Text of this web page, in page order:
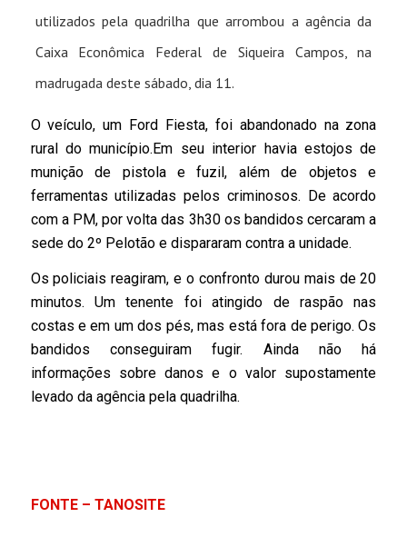
utilizados pela quadrilha que arrombou a agência da
Caixa Econômica Federal de Siqueira Campos, na
madrugada deste sábado, dia 11.
O veículo, um Ford Fiesta, foi abandonado na zona
rural do município.Em seu interior havia estojos de
munição de pistola e fuzil, além de objetos e
ferramentas utilizadas pelos criminosos. De acordo
com a PM, por volta das 3h30 os bandidos cercaram a
sede do 2º Pelotão e dispararam contra a unidade.
Os policiais reagiram, e o confronto durou mais de 20
minutos. Um tenente foi atingido de raspão nas
costas e em um dos pés, mas está fora de perigo. Os
bandidos conseguiram fugir. Ainda não há
informações sobre danos e o valor supostamente
levado da agência pela quadrilha.
FONTE – TANOSITE